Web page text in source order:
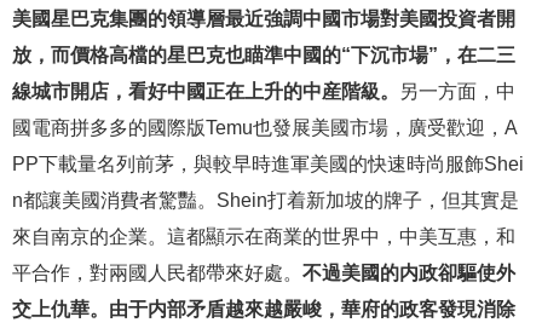
美國星巴克集團的領導層最近強調中國市場對美國投資者開
放，而價格高檔的星巴克也瞄準中國的“下沉市場”，在二三
線城市開店，看好中國正在上升的中産階級。
另一方面，中
國電商拼多多的國際版Temu也發展美國市場，廣受歡迎，A
PP下載量名列前茅，與較早時進軍美國的快速時尚服飾Shei
n都讓美國消費者驚豔。Shein打着新加坡的牌子，但其實是
來自南京的企業。這都顯示在商業的世界中，中美互惠，和
平合作，對兩國人民都帶來好處。 不過美國的内政卻驅使外
交上仇華。由于内部矛盾越來越嚴峻，華府的政客發現消除